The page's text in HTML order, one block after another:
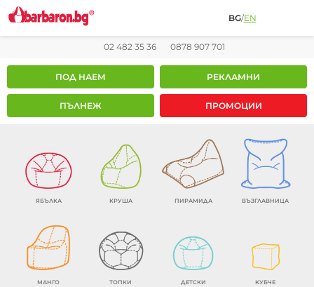
BG/EN
02 482 35 36 0878 907 701
ПОД НАЕМ РЕКЛАМНИ
ПЪЛНЕЖ ПРОМОЦИИ
ЯБЪЛКА КРУША ПИРАМИДА ВЪЗГЛАВНИЦА
МАНГО ТОПКИ ДЕТСКИ КУБЧЕ